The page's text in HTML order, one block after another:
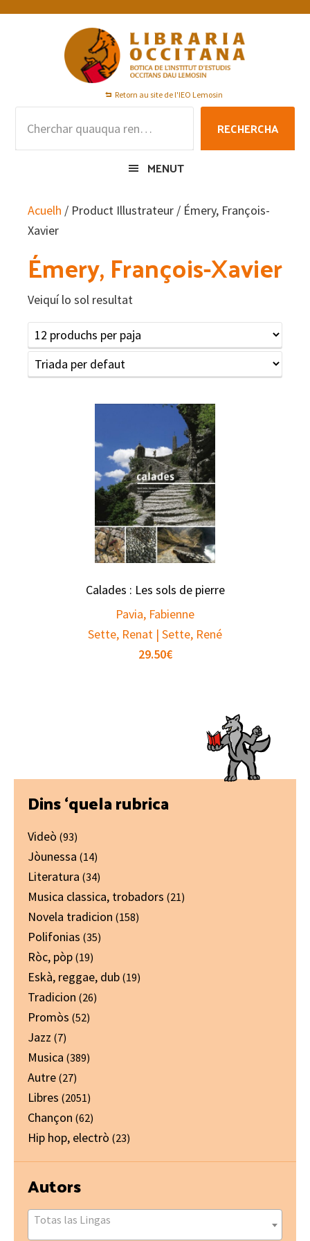
Skip
Skip
Skip
Retorn au site de l'IEO Lemosin
RECHERCHA
MENUT
Acuelh / Product Illustrateur / Émery, François-
Xavier
Émery, François-Xavier
Veiquí lo sol resultat
Calades : Les sols de pierre
Pavia, Fabienne
Sette, Renat | Sette, René
29.50€
Primary
Sidebar
Dins ‘quela rubrica
Videò (93)
Jòunessa (14)
Literatura (34)
Musica classica, trobadors (21)
Novela tradicion (158)
Polifonias (35)
Ròc, pòp (19)
Eskà, reggae, dub (19)
Tradicion (26)
Promòs (52)
Jazz (7)
Musica (389)
Autre (27)
Libres (2051)
Chançon (62)
Hip hop, electrò (23)
Autors
Totas las Lingas